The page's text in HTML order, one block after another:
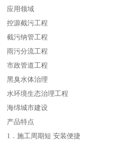
应用领域
控源截污工程
截污纳管工程
雨污分流工程
市政管道工程
黑臭水体治理
水环境生态治理工程
海绵城市建设
产品特点
1．施工周期短 安装便捷